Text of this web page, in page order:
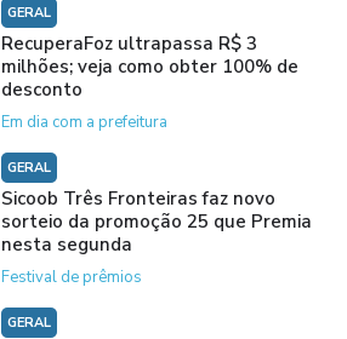
GERAL
RecuperaFoz ultrapassa R$ 3
milhões; veja como obter 100% de
desconto
Em dia com a prefeitura
GERAL
Sicoob Três Fronteiras faz novo
sorteio da promoção 25 que Premia
nesta segunda
Festival de prêmios
GERAL